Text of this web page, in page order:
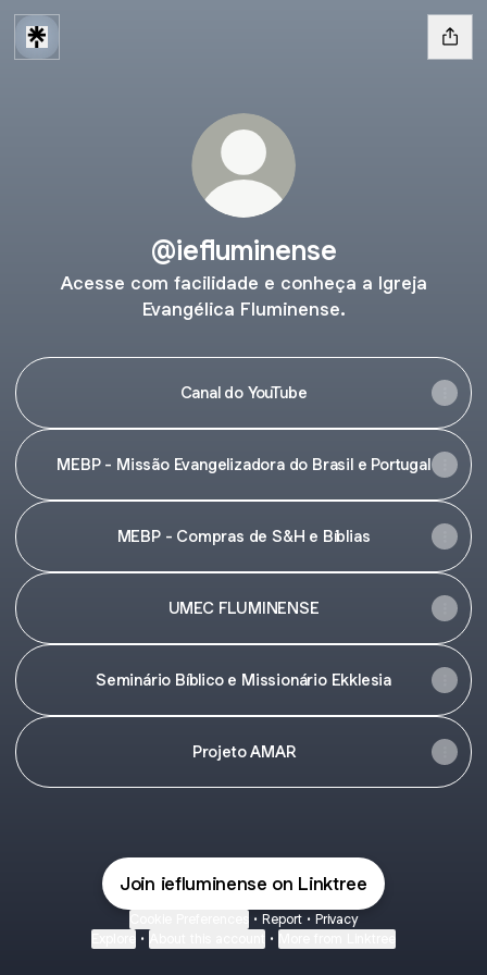
@iefluminense
Acesse com facilidade e conheça a Igreja
Evangélica Fluminense.
Canal do YouTube
MEBP - Missão Evangelizadora do Brasil e Portugal
MEBP - Compras de S&H e Bíblias
UMEC FLUMINENSE
Seminário Bíblico e Missionário Ekklesia
Projeto AMAR
Join iefluminense on Linktree
• Report • Privacy
• •